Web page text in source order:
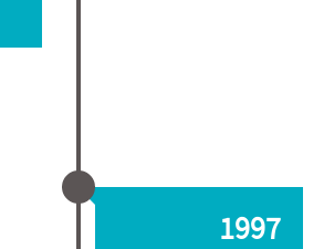
1997